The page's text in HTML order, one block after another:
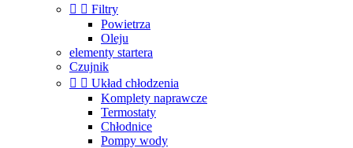
  Filtry
Powietrza
Oleju
elementy startera
Czujnik
  Układ chłodzenia
Komplety naprawcze
Termostaty
Chłodnice
Pompy wody